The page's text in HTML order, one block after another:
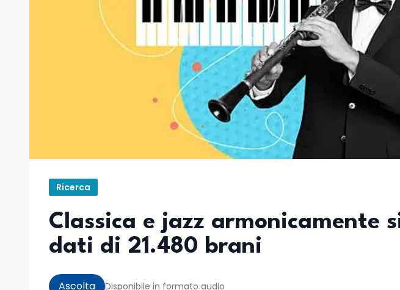
Ricerca
Classica e jazz armonicamente
dati di 21.480 brani
Ascolta Disponibile in formato audio